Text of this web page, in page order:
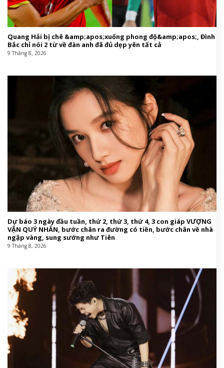
Quang Hải bị chê &amp;apos;xuống phong độ&amp;apos;, Đình
Bắc chỉ nói 2 từ về đàn anh đã đủ dẹp yên tất cả
9 Tháng 8, 2026
Dự báo 3 ngày đầu tuần, thứ 2, thứ 3, thứ 4, 3 con giáp VƯỢNG
VẬN QUÝ NHÂN, bước chân ra đường có tiền, bước chân về nhà
ngập vàng, sung sướng như Tiên
9 Tháng 8, 2026